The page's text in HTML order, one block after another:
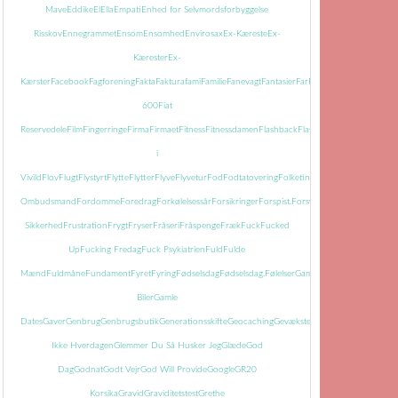
MaveEddikeEl Ella Empati Enhed for Selvmordsforbyggelse
RisskovEnnegrammetEnsomEnsomhed EnvirosaxEx-KæresteEx-
KæresterEx-
KærsterFacebookFagforeningFakta FakturafamiFamilieFanevagtFantasierFarFarmor
600Fiat
ReservedeleFilmFingerringeFirma FirmaetFitnessFitnessdamen FlashbackFlasker
i
Vivild FlovFlugtFlystyrtFlytteFlytterFlyveFlyveturFod FodtatoveringFolketingets
Ombudsmand FordommeForedragForkølelsessårForsikringerForspist.Forsvundet
Sikkerhed Frustration FrygtFryserFråseriFråspengeFrækFuckFucked
Up Fucking FredagFuck Psykiatrien Fuld Fulde
Mænd FuldmåneFundamentFyretFyringFødselsdagFødselsdag.FølelserGamle
BilerGamle
DatesGaverGenbrugGenbrugsbutikGenerationsskifteGeocachingGevækster
Ikke HverdagenGlemmer Du Så Husker JegGlædeGod
DagGodnatGodt VejrGod Will ProvideGoogleGR20
KorsikaGravid GraviditetstestGrethe